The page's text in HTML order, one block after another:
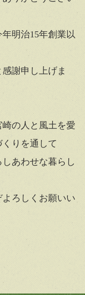
明治15年創業以
謝申し上げま
の人と風土を愛
りを通して
あわせな暮らし
ろしくお願いい